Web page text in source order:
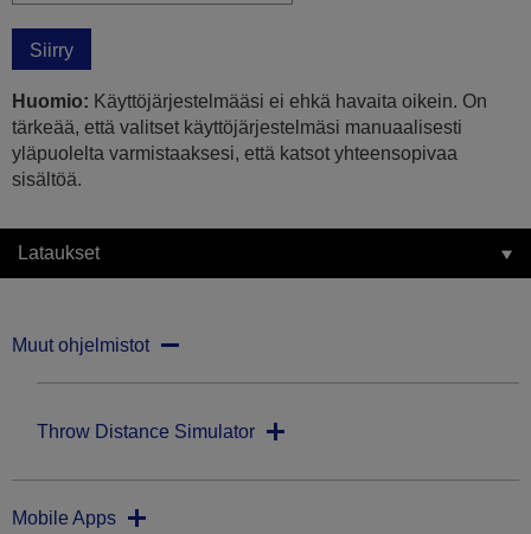
Siirry
Huomio: Käyttöjärjestelmääsi ei ehkä havaita oikein. On
tärkeää, että valitset käyttöjärjestelmäsi manuaalisesti
yläpuolelta varmistaaksesi, että katsot yhteensopivaa
sisältöä.
Lataukset
Muut ohjelmistot
Throw Distance Simulator
Mobile Apps